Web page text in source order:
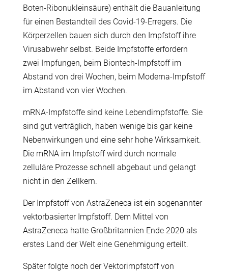
Boten-Ribonukleinsäure) enthält die Bauanleitung
für einen Bestandteil des Covid-19-Erregers. Die
Körperzellen bauen sich durch den Impfstoff ihre
Virusabwehr selbst. Beide Impfstoffe erfordern
zwei Impfungen, beim Biontech-Impfstoff im
Abstand von drei Wochen, beim Moderna-Impfstoff
im Abstand von vier Wochen.
mRNA-Impfstoffe sind keine Lebendimpfstoffe. Sie
sind gut verträglich, haben wenige bis gar keine
Nebenwirkungen und eine sehr hohe Wirksamkeit.
Die mRNA im Impfstoff wird durch normale
zelluläre Prozesse schnell abgebaut und gelangt
nicht in den Zellkern.
Der Impfstoff von AstraZeneca ist ein sogenannter
vektorbasierter Impfstoff. Dem Mittel von
AstraZeneca hatte Großbritannien Ende 2020 als
erstes Land der Welt eine Genehmigung erteilt.
Später folgte noch der Vektorimpfstoff von